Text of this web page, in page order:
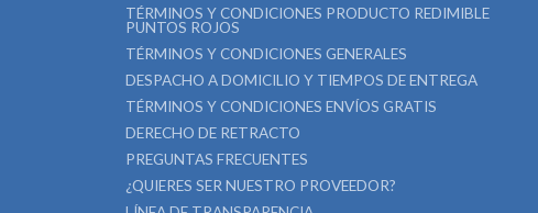
TÉRMINOS Y CONDICIONES PRODUCTO REDIMIBLE
PUNTOS ROJOS
TÉRMINOS Y CONDICIONES GENERALES
DESPACHO A DOMICILIO Y TIEMPOS DE ENTREGA
TÉRMINOS Y CONDICIONES ENVÍOS GRATIS
DERECHO DE RETRACTO
PREGUNTAS FRECUENTES
¿QUIERES SER NUESTRO PROVEEDOR?